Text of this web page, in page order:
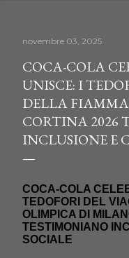
novembre 03, 2025
COCA-COLA
UNISCE: I
DELLA
CORTINA 2026
INCLUSIONE E
COCA-COLA
TEDOFORI DEL
OLIMPICA DI
TESTIMONIANO
SOCIALE